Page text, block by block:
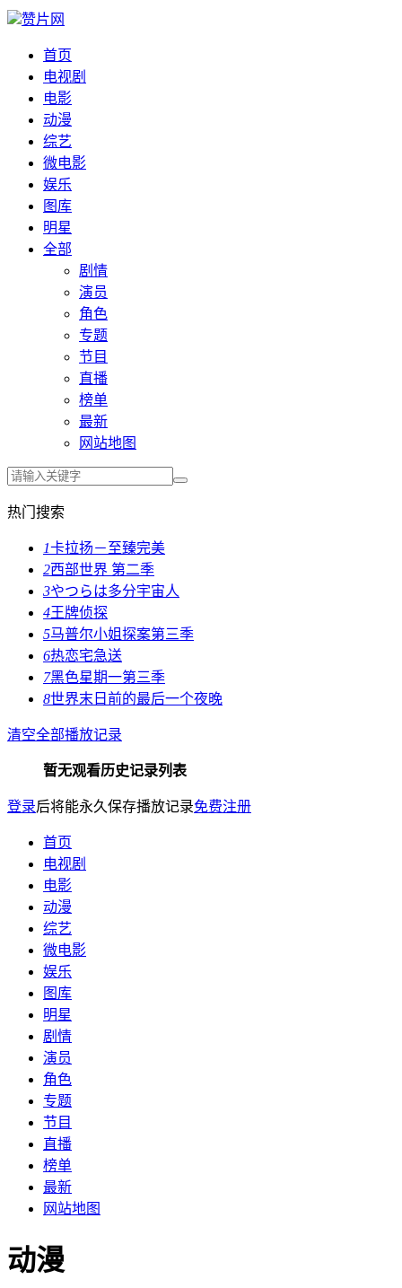
赞片网
首页
电视剧
电影
动漫
综艺
微电影
娱乐
图库
明星
全部
剧情
演员
角色
专题
节目
直播
榜单
最新
网站地图
热门搜索
1卡拉扬－至臻完美
2西部世界 第二季
3やつらは多分宇宙人
4王牌侦探
5马普尔小姐探案第三季
6热恋宅急送
7黑色星期一第三季
8世界末日前的最后一个夜晚
清空全部播放记录
暂无观看历史记录列表
登录后将能永久保存播放记录免费注册
首页
电视剧
电影
动漫
综艺
微电影
娱乐
图库
明星
剧情
演员
角色
专题
节目
直播
榜单
最新
网站地图
动漫